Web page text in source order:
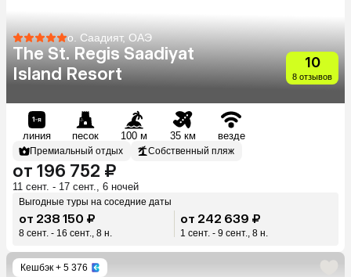
о. Саадият, ОАЭ
The St. Regis Saadiyat
Island Resort
10
8 отзывов
линия песок 100 м 35 км везде
Премиальный отдых Собственный пляж
от 196 752 ₽
11 сент. - 17 сент., 6 ночей
Выгодные туры на соседние даты
от 238 150 ₽
8 сент. - 16 сент., 8 н.
от 242 639 ₽
1 сент. - 9 сент., 8 н.
Кешбэк + 5 376